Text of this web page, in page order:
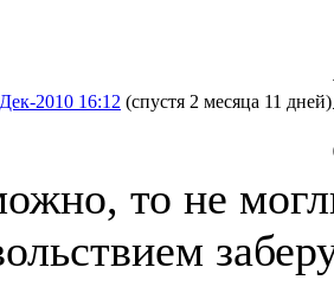
2010 16:12 (спустя 2 месяца 11 дней)
то не